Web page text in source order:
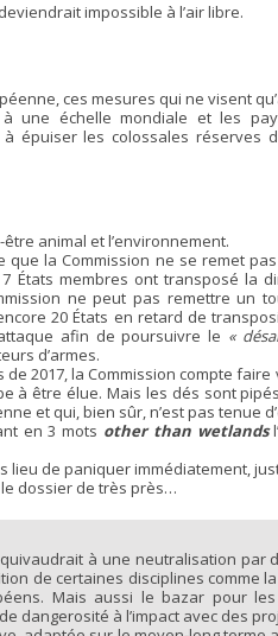
impossible à l’air libre.
ces mesures qui ne visent
une échelle mondiale et les
à épuiser les colossales réserves
animal et l’environnement.
que la Commission ne se remet
États membres ont transposé la
ne peut pas remettre un
20 États en retard de
afin de poursuivre le «
d’armes.
2017, la Commission compte
à être élue. Mais les dés sont
et qui, bien sûr, n’est pas tenue
en 3 mots other than wetlands
de paniquer immédiatement,
dossier de très près…
à une neutralisation par
de certaines disciplines comme
Mais aussi le bazar pour
dangerosité à l’impact avec des